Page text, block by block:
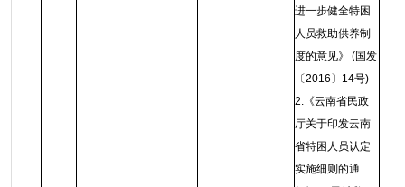
进一步健全特困
人员救助供养制
度的意见》 (国发
〔2016〕14号)
2.《云南省民政
厅关于印发云南
省特困人员认定
实施细则的通